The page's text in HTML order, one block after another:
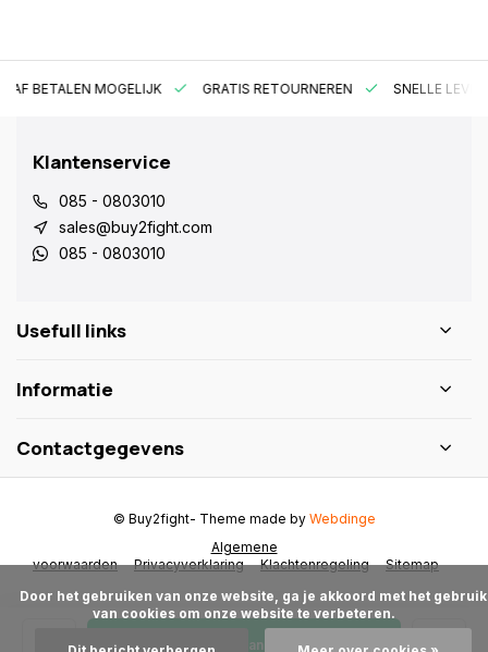
Toevoegen aan winkelwagen
BETALEN MOGELIJK GRATIS RETOURNEREN SNELLE
Klantenservice
085 - 0803010
sales@buy2fight.com
085 - 0803010
Usefull links
Informatie
Contactgegevens
Algemene
voorwaarden
Privacyverklaring Klachtenregeling Sitemap
© Buy2fight- Theme made by Webdinge
van cookies om onze website te verbeteren.